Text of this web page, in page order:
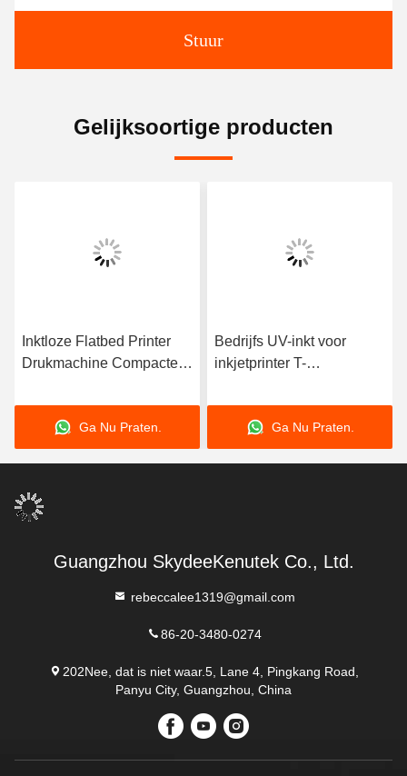
Stuur
Gelijksoortige producten
Inktloze Flatbed Printer
Drukmachine Compacte
Ga Nu Praten.
Bedrijfs UV-inkt voor
inkjetprinter T-
3500W/5500W
Ga Nu Praten.
Guangzhou SkydeeKenutek Co., Ltd.
rebeccalee1319@gmail.com
86-20-3480-0274
202Nee, dat is niet waar.5, Lane 4, Pingkang Road,
Panyu City, Guangzhou, China